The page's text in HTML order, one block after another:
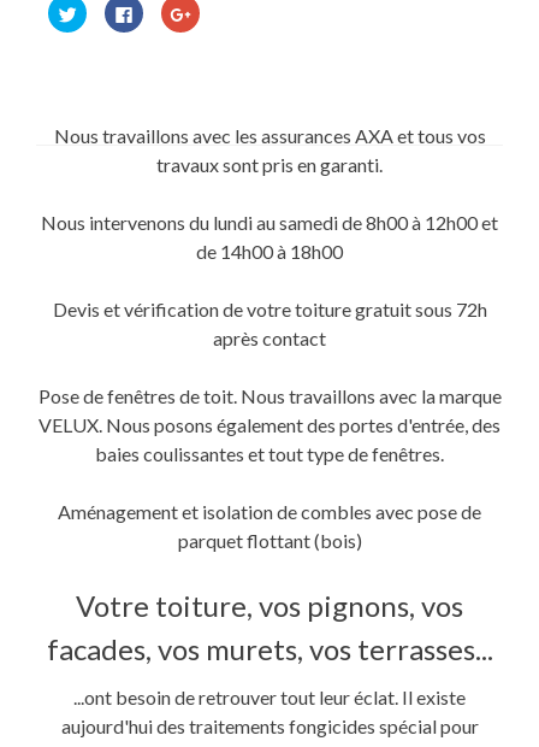
Cliquez
pour
partager
Cliquez
pour
partager
Cliquez
pour
fenêtre)
Nous travaillons avec les assurances AXA et tous vos
travaux sont pris en garanti.
Nous intervenons du lundi au samedi de 8h00 à 12h00 et
de 14h00 à 18h00
Devis et vérification de votre toiture gratuit sous 72h
après contact
Pose de fenêtres de toit. Nous travaillons avec la marque
VELUX. Nous posons également des portes d'entrée, des
baies coulissantes et tout type de fenêtres.
Aménagement et isolation de combles avec pose de
parquet flottant (bois)
Votre toiture, vos pignons, vos
facades, vos murets, vos terrasses...
...ont besoin de retrouver tout leur éclat. Il existe
aujourd'hui des traitements fongicides spécial pour